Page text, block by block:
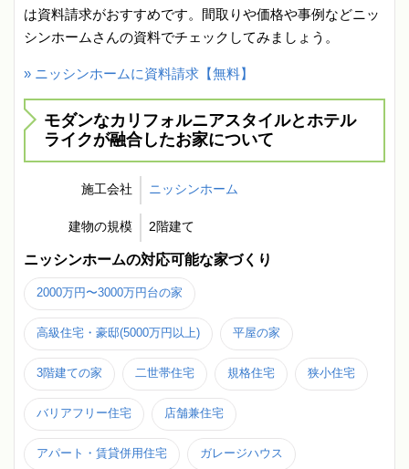
は資料請求がおすすめです。間取りや価格や事例などニッ
シンホームさんの資料でチェックしてみましょう。
» ニッシンホームに資料請求【無料】
モダンなカリフォルニアスタイルとホテル
ライクが融合したお家について
施工会社 ニッシンホーム
建物の規模 2階建て
ニッシンホームの対応可能な家づくり
2000万円〜3000万円台の家
高級住宅・豪邸(5000万円以上) 平屋の家
3階建ての家 二世帯住宅 規格住宅 狭小住宅
バリアフリー住宅 店舗兼住宅
アパート・賃貸併用住宅 ガレージハウス